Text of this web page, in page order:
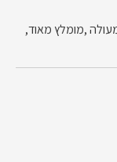
,מומלץ מאוד,